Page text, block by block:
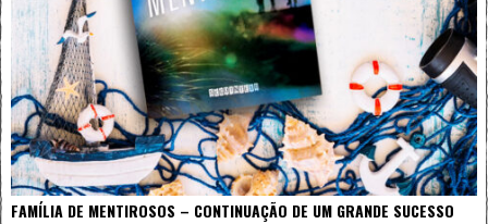
FAMÍLIA DE MENTIROSOS – CONTINUAÇÃO DE UM GRANDE SUCESSO